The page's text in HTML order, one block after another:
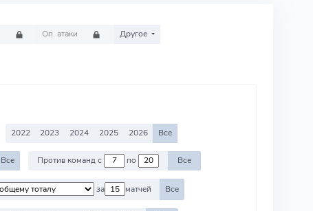
Оп. атаки Другое
2022 2023 2024 2025 2026 Все
Все Против команд с по Все
за матчей Все